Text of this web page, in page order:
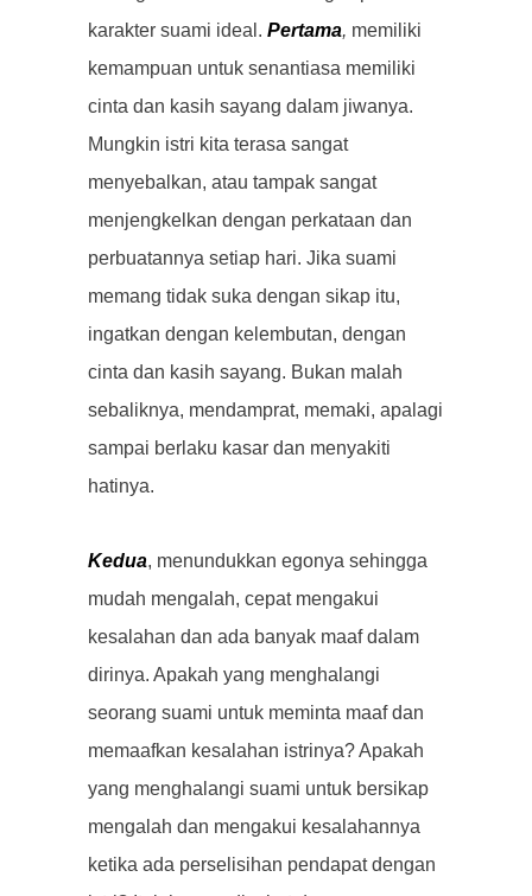
karakter suami ideal. Pertama, memiliki
kemampuan untuk senantiasa memiliki
cinta dan kasih sayang dalam jiwanya.
Mungkin istri kita terasa sangat
menyebalkan, atau tampak sangat
menjengkelkan dengan perkataan dan
perbuatannya setiap hari. Jika suami
memang tidak suka dengan sikap itu,
ingatkan dengan kelembutan, dengan
cinta dan kasih sayang. Bukan malah
sebaliknya, mendamprat, memaki, apalagi
sampai berlaku kasar dan menyakiti
hatinya.
Kedua, menundukkan egonya sehingga
mudah mengalah, cepat mengakui
kesalahan dan ada banyak maaf dalam
dirinya. Apakah yang menghalangi
seorang suami untuk meminta maaf dan
memaafkan kesalahan istrinya? Apakah
yang menghalangi suami untuk bersikap
mengalah dan mengakui kesalahannya
ketika ada perselisihan pendapat dengan